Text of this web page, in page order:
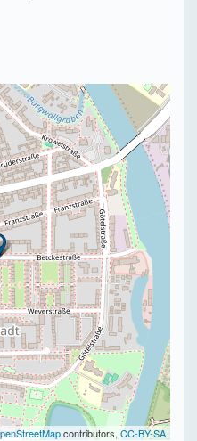
contributors,CC-BY-SA